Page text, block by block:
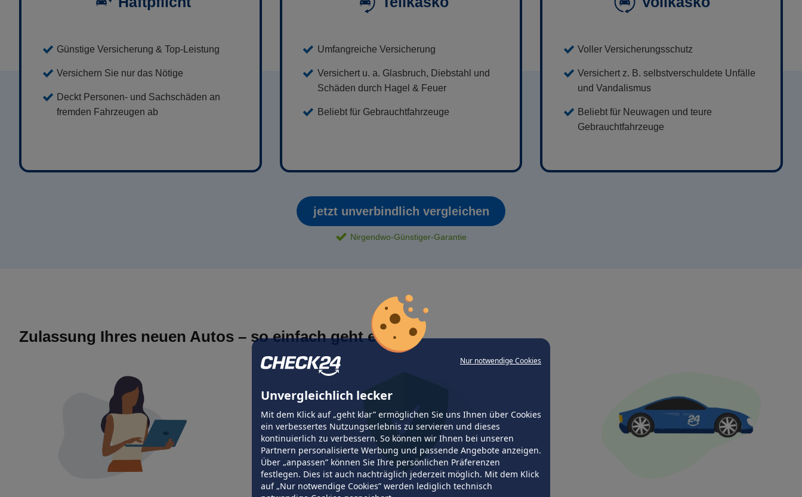
Nur notwendige Cookies
Unvergleichlich lecker
Mit dem Klick auf „geht klar” ermöglichen Sie uns Ihnen über Cookies
ein verbessertes Nutzungserlebnis zu servieren und dieses
kontinuierlich zu verbessern. So können wir Ihnen bei unseren
Partnern personalisierte Werbung und passende Angebote anzeigen.
Über „anpassen” können Sie Ihre persönlichen Präferenzen
festlegen. Dies ist auch nachträglich jederzeit möglich. Mit dem Klick
auf „Nur notwendige Cookies” werden lediglich technisch
Günstige Versicherung & Top-Leistung
Versichern Sie nur das Nötige
Deckt Personen- und Sachschäden an
fremden Fahrzeugen ab
Umfangreiche Versicherung
Versichert u. a. Glasbruch, Diebstahl und
Schäden durch Hagel & Feuer
Beliebt für Gebrauchtfahrzeuge
Voller Versicherungsschutz
Versichert z. B. selbstverschuldete Unfälle
und Vandalismus
Beliebt für Neuwagen und teure
Gebrauchtfahrzeuge
jetzt unverbindlich vergleichen
Nirgendwo-Günstiger-Garantie
Zulassung Ihres neuen Autos – so einfach geht es